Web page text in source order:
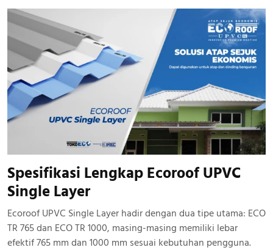
Spesifikasi Lengkap Ecoroof UPVC
Single Layer
Ecoroof UPVC Single Layer hadir dengan dua tipe utama: ECO
TR 765 dan ECO TR 1000, masing-masing memiliki lebar
efektif 765 mm dan 1000 mm sesuai kebutuhan pengguna.